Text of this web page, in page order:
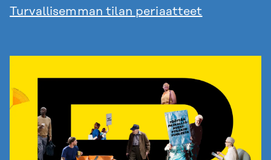
Turvallisemman tilan periaatteet